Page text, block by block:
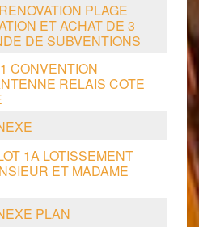
PLAGE
ET ACHAT DE 3
DE SUBVENTIONS
CONVENTION
RELAIS COTE
1A LOTISSEMENT
ET MADAME
PLAN